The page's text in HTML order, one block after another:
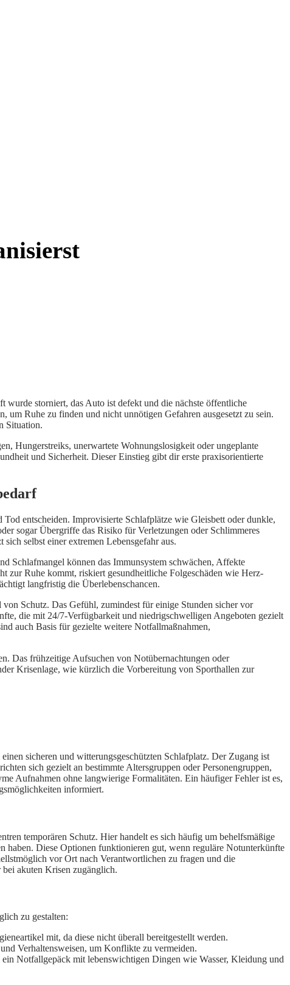
wurde storniert, das Auto ist defekt und die nächste öffentliche
Ruhe zu finden und nicht unnötigen Gefahren ausgesetzt zu sein.
Situation.
Hungerstreiks, unerwartete Wohnungslosigkeit oder ungeplante
und Sicherheit. Dieser Einstieg gibt dir erste praxisorientierte
entscheiden. Improvisierte Schlafplätze wie Gleisbett oder dunkle,
sogar Übergriffe das Risiko für Verletzungen oder Schlimmeres
selbst einer extremen Lebensgefahr aus.
Schlafmangel können das Immunsystem schwächen, Affekte
zur Ruhe kommt, riskiert gesundheitliche Folgeschäden wie Herz-
langfristig die Überlebenschancen.
Schutz. Das Gefühl, zumindest für einige Stunden sicher vor
die mit 24/7-Verfügbarkeit und niedrigschwelligen Angeboten gezielt
auch Basis für gezielte weitere Notfallmaßnahmen,
Das frühzeitige Aufsuchen von Notübernachtungen oder
Krisenlage, wie kürzlich die Vorbereitung von Sporthallen zur
sicheren und witterungsgeschützten Schlafplatz. Der Zugang ist
sich gezielt an bestimmte Altersgruppen oder Personengruppen,
Aufnahmen ohne langwierige Formalitäten. Ein häufiger Fehler ist es,
informiert.
temporären Schutz. Hier handelt es sich häufig um behelfsmäßige
haben. Diese Optionen funktionieren gut, wenn reguläre Notunterkünfte
vor Ort nach Verantwortlichen zu fragen und die
akuten Krisen zugänglich.
zu gestalten:
mit, da diese nicht überall bereitgestellt werden.
Verhaltensweisen, um Konflikte zu vermeiden.
Notfallgepäck mit lebenswichtigen Dingen wie Wasser, Kleidung und